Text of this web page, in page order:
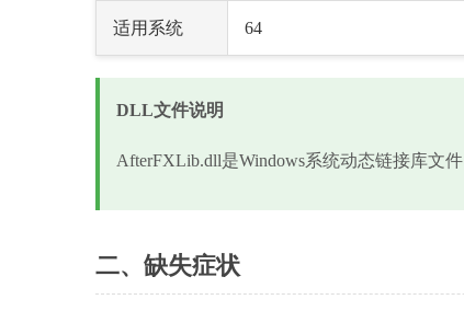
适用系统 64
DLL文件说明
AfterFXLib.dll是Windows系统动态链接库文
二、缺失症状